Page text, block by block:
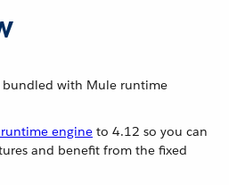
bundled with Mule runtime
engine to 4.12 so you can
and benefit from the fixed